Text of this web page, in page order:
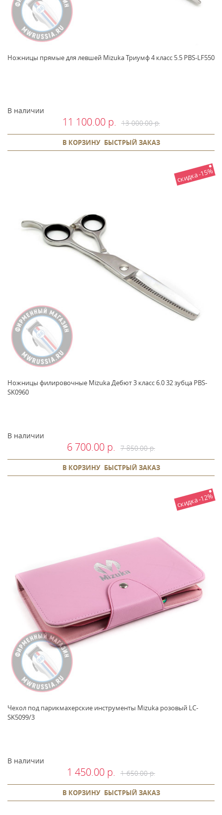
Ножницы прямые для левшей Mizuka Триумф 4 класс 5.5 PBS-LF550
В наличии
11 100.00 р. 13 000.00 р.
В КОРЗИНУ БЫСТРЫЙ ЗАКАЗ
скидка -15%
Ножницы филировочные Mizuka Дебют 3 класс 6.0 32 зубца PBS-
SK0960
В наличии
6 700.00 р. 7 850.00 р.
В КОРЗИНУ БЫСТРЫЙ ЗАКАЗ
скидка -12%
Чехол под парикмахерские инструменты Mizuka розовый LC-
SK5099/3
В наличии
1 450.00 р. 1 650.00 р.
В КОРЗИНУ БЫСТРЫЙ ЗАКАЗ